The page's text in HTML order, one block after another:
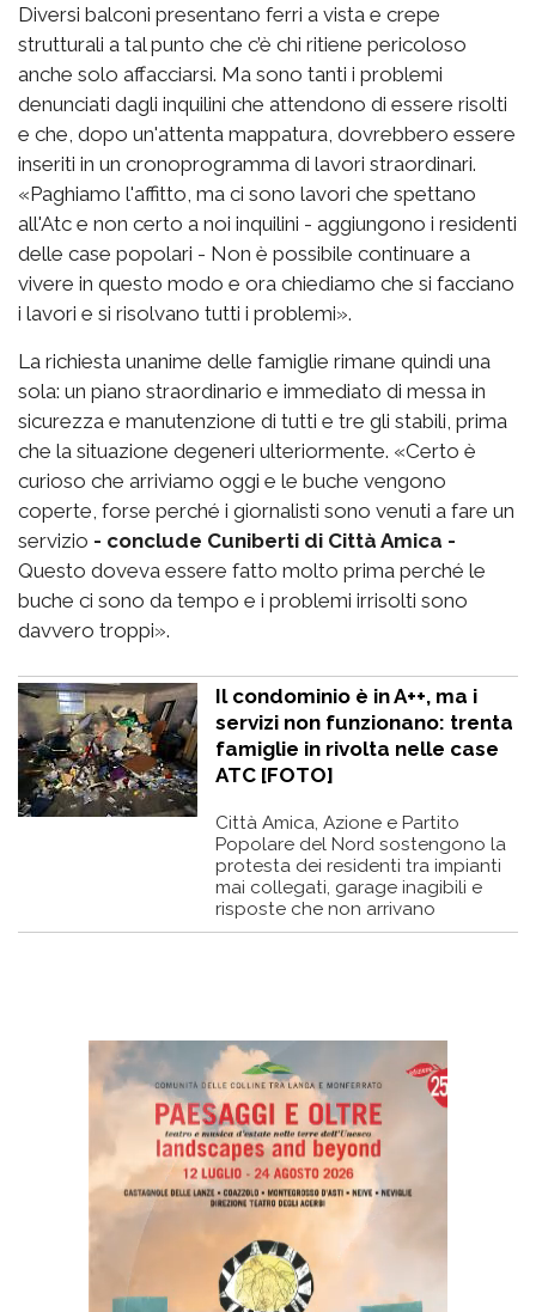
Diversi balconi presentano ferri a vista e crepe
strutturali a tal punto che c’è chi ritiene pericoloso
anche solo affacciarsi. Ma sono tanti i problemi
denunciati dagli inquilini che attendono di essere risolti
e che, dopo un'attenta mappatura, dovrebbero essere
inseriti in un cronoprogramma di lavori straordinari.
«Paghiamo l'affitto, ma ci sono lavori che spettano
all'Atc e non certo a noi inquilini - aggiungono i residenti
delle case popolari - Non è possibile continuare a
vivere in questo modo e ora chiediamo che si facciano
i lavori e si risolvano tutti i problemi».
La richiesta unanime delle famiglie rimane quindi una
sola: un piano straordinario e immediato di messa in
sicurezza e manutenzione di tutti e tre gli stabili, prima
che la situazione degeneri ulteriormente. «Certo è
curioso che arriviamo oggi e le buche vengono
coperte, forse perché i giornalisti sono venuti a fare un
servizio - conclude Cuniberti di Città Amica -
Questo doveva essere fatto molto prima perché le
buche ci sono da tempo e i problemi irrisolti sono
davvero troppi».
Il condominio è in A++, ma i
servizi non funzionano: trenta
famiglie in rivolta nelle case
ATC [FOTO]
Città Amica, Azione e Partito
Popolare del Nord sostengono la
protesta dei residenti tra impianti
mai collegati, garage inagibili e
risposte che non arrivano